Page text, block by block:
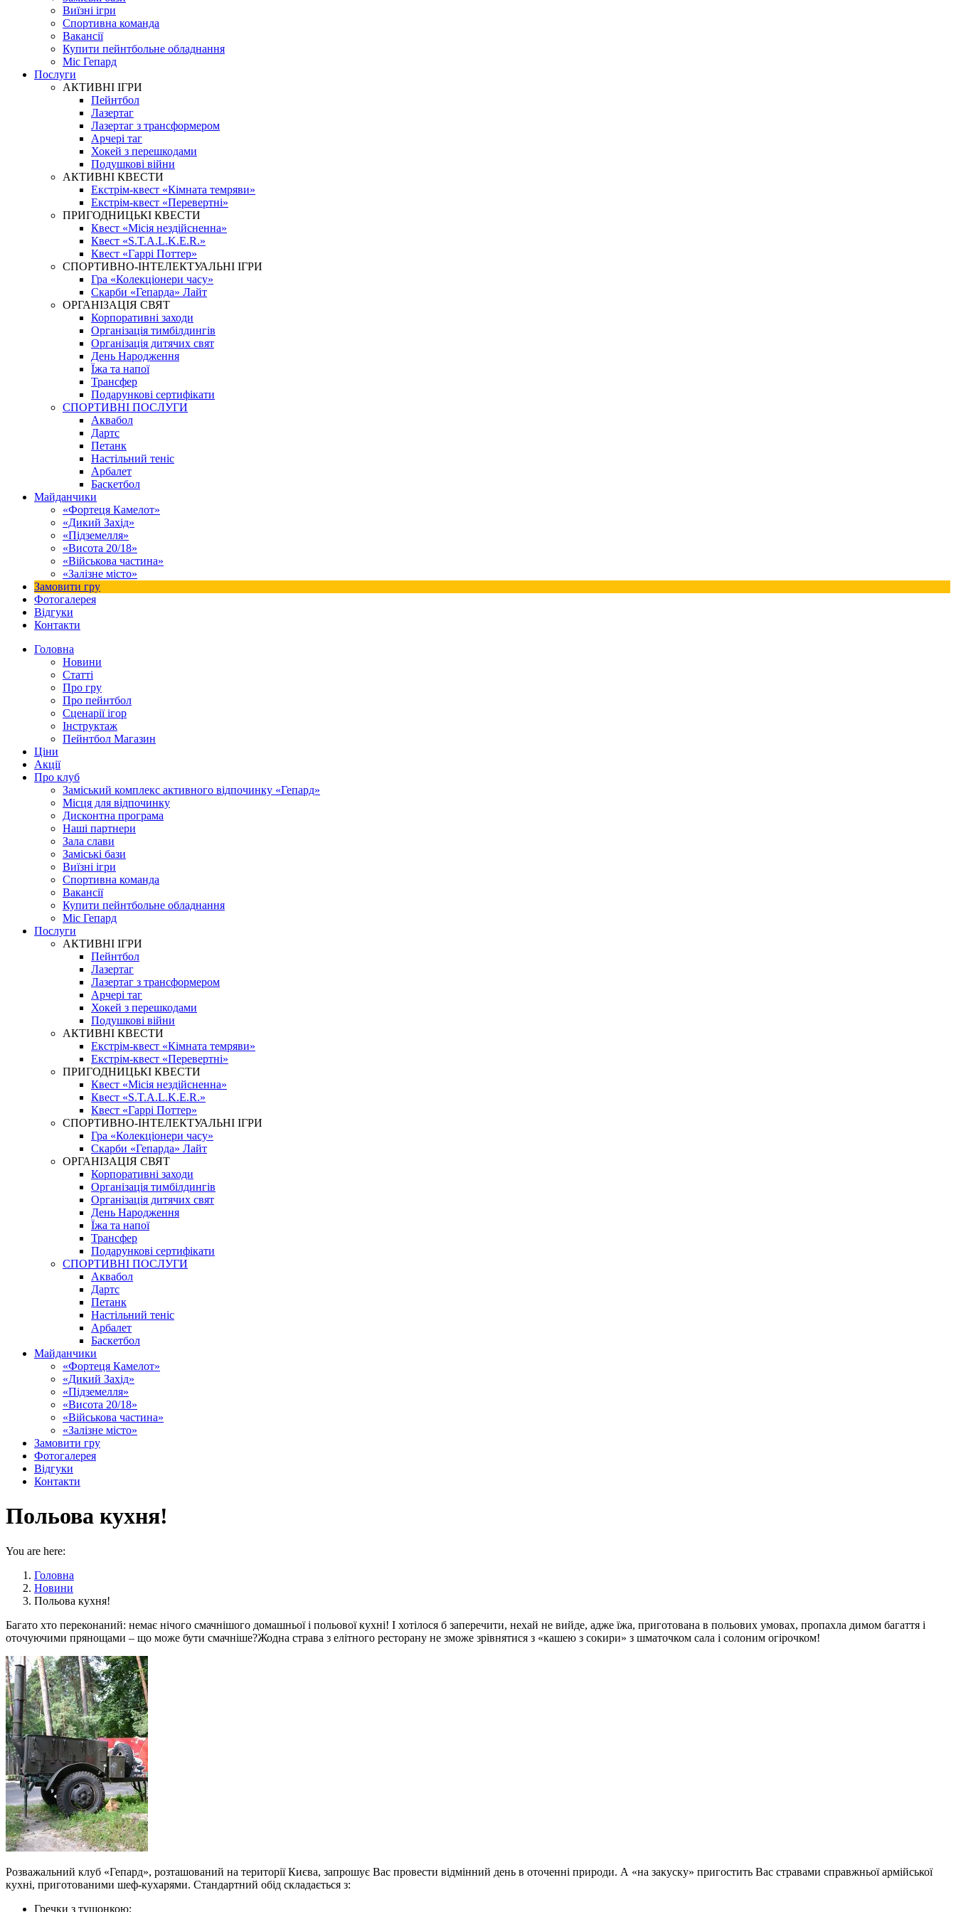
Виїзні ігри
Спортивна команда
Вакансії
Купити пейнтбольне обладнання
Міс Гепард
Послуги
АКТИВНІ ІГРИ
Пейнтбол
Лазертаг
Лазертаг з трансформером
Арчері таг
Хокей з перешкодами
Подушкові війни
АКТИВНІ КВЕСТИ
Екстрім-квест «Кімната темряви»
Екстрім-квест «Перевертні»
ПРИГОДНИЦЬКІ КВЕСТИ
Квест «Місія нездійсненна»
Квест «S.T.A.L.K.E.R.»
Квест «Гаррі Поттер»
СПОРТИВНО-ІНТЕЛЕКТУАЛЬНІ ІГРИ
Гра «Колекціонери часу»
Скарби «Гепарда» Лайт
ОРГАНІЗАЦІЯ СВЯТ
Корпоративні заходи
Організація тимбілдингів
Організація дитячих свят
День Народження
Їжа та напої
Трансфер
Подарункові сертифікати
СПОРТИВНІ ПОСЛУГИ
Аквабол
Дартс
Петанк
Настільний теніс
Арбалет
Баскетбол
Майданчики
«Фортеця Камелот»
«Дикий Захід»
«Підземелля»
«Висота 20/18»
«Військова частина»
«Залізне місто»
Замовити гру
Фотогалерея
Відгуки
Контакти
Головна
Новини
Статті
Про гру
Про пейнтбол
Сценарії ігор
Інструктаж
Пейнтбол Магазин
Ціни
Акції
Про клуб
Заміський комплекс активного відпочинку «Гепард»
Місця для відпочинку
Дисконтна програма
Наші партнери
Зала слави
Заміські бази
Виїзні ігри
Спортивна команда
Вакансії
Купити пейнтбольне обладнання
Міс Гепард
Послуги
АКТИВНІ ІГРИ
Пейнтбол
Лазертаг
Лазертаг з трансформером
Арчері таг
Хокей з перешкодами
Подушкові війни
АКТИВНІ КВЕСТИ
Екстрім-квест «Кімната темряви»
Екстрім-квест «Перевертні»
ПРИГОДНИЦЬКІ КВЕСТИ
Квест «Місія нездійсненна»
Квест «S.T.A.L.K.E.R.»
Квест «Гаррі Поттер»
СПОРТИВНО-ІНТЕЛЕКТУАЛЬНІ ІГРИ
Гра «Колекціонери часу»
Скарби «Гепарда» Лайт
ОРГАНІЗАЦІЯ СВЯТ
Корпоративні заходи
Організація тимбілдингів
Організація дитячих свят
День Народження
Їжа та напої
Трансфер
Подарункові сертифікати
СПОРТИВНІ ПОСЛУГИ
Аквабол
Дартс
Петанк
Настільний теніс
Арбалет
Баскетбол
Майданчики
«Фортеця Камелот»
«Дикий Захід»
«Підземелля»
«Висота 20/18»
«Військова частина»
«Залізне місто»
Замовити гру
Фотогалерея
Відгуки
Контакти
Польова кухня!
You are here:
Головна
Новини
Польова кухня!
Багато хто переконаний: немає нічого смачнішого домашньої і польової кухні! І хотілося б заперечити, нехай не вийде, адже їжа, приготована в польових умовах, пропахла димом багаття і
оточуючими прянощами – що може бути смачніше?Жодна страва з елітного ресторану не зможе зрівнятися з «кашею з сокири» з шматочком сала і солоним огірочком!
Розважальний клуб «Гепард», розташований на території Києва, запрошує Вас провести відмінний день в оточенні природи. А «на закуску» пригостить Вас стравами справжньої армійської
кухні, приготованими шеф-кухарями. Стандартний обід складається з:
Гречки з тушонкою;